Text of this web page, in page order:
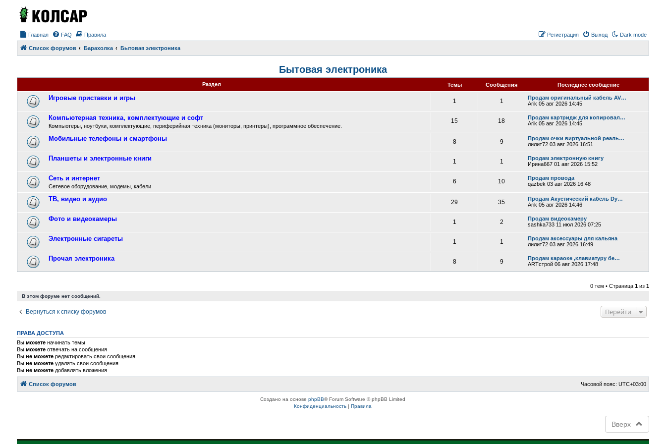
Главная Dark mode
FAQ Правила Выход
Регистрация
Список форумов Барахолка Бытовая электроника
Бытовая электроника
Раздел Темы Сообщения Последнее сообщение
Игровые приставки и игры 1 1
Продам оригинальный кабель AV…
Arik 05 авг 2026 14:45
Компьютерная техника, комплектующие и софт
Компьютеры, ноутбуки, комплектующие, периферийная техника (мониторы, принтеры), программное обеспечение.
15 18
Продам картридж для копировал…
Arik 05 авг 2026 14:45
Мобильные телефоны и смартфоны 8 9
Продам очки виртуальной реаль…
лилит72 03 авг 2026 16:51
Планшеты и электронные книги 1 1
Продам электронную книгу
Ирина667 01 авг 2026 15:52
Сеть и интернет
Сетевое оборудование, модемы, кабели
6 10
Продам провода
qazbek 03 авг 2026 16:48
ТВ, видео и аудио 29 35
Продам Акустический кабель Dy…
Arik 05 авг 2026 14:46
Фото и видеокамеры 1 2
Продам видеокамеру
sashka733 11 июл 2026 07:25
Электронные сигареты 1 1
Продам аксессуары для кальяна
лилит72 03 авг 2026 16:49
Прочая электроника 8 9
Продам караоке ,клавиатуру бе…
ARTстрой 06 авг 2026 17:48
0 тем • Страница1 из1
В этом форуме нет сообщений.
Вернуться к списку форумов Перейти
ПРАВА ДОСТУПА
Вы можетеначинать темы
Вы можетеотвечать на сообщения
Вы не можетередактировать свои сообщения
Вы не можетеудалять свои сообщения
Вы не можетедобавлять вложения
Список форумов Часовой пояс:UTC+03:00
Создано на основеphpBB® Forum Software © phpBB Limited
Конфиденциальность |Правила
Вверх